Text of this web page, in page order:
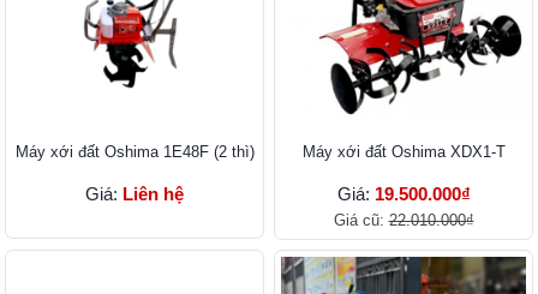
Máy xới đất Oshima 1E48F (2 thì)
Giá: Liên hệ
Máy xới đất Oshima XDX1-T
Giá: 19.500.000₫
Giá cũ:22.010.000₫